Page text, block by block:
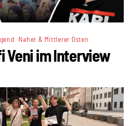
Naher & Mittlerer Osten
Veni im Interview